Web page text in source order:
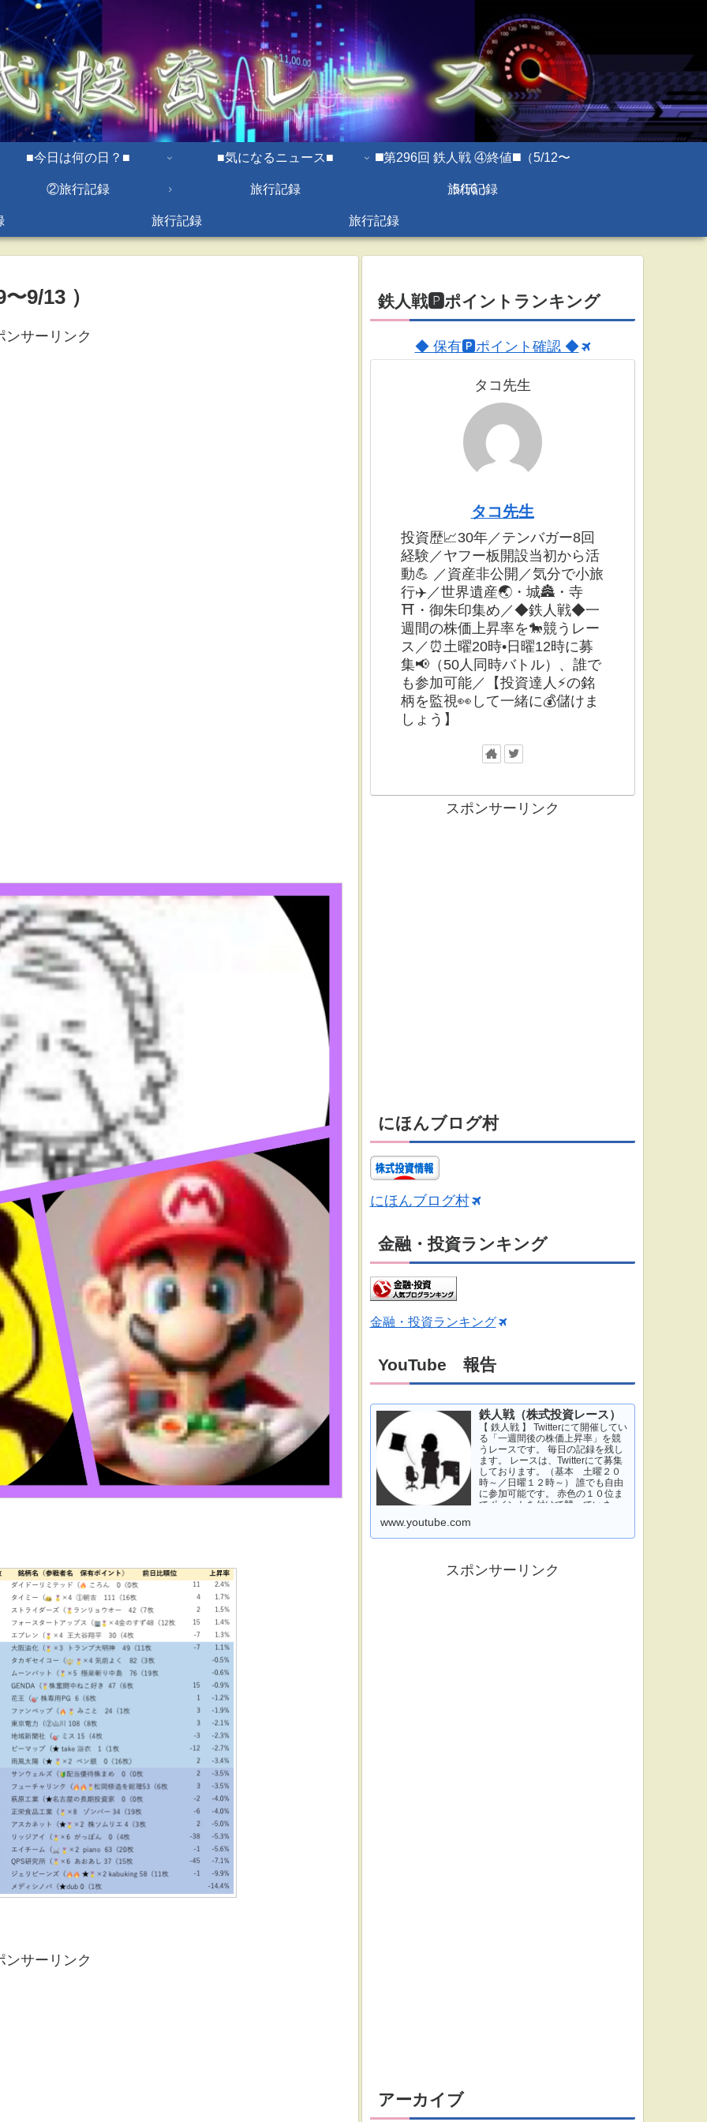
■今日は何の日？■ ■気になるニュース■ ◼️第296回 鉄人戦 ④終値◼️（5/12〜
5/16 ）
②旅行記録 旅行記録 旅行記録
旅行記録 旅行記録
9/13 ）
ンサーリンク
ンサーリンク
鉄人戦🅿ポイントランキング
◆ 保有🅿ポイント確認 ◆
タコ先生
タコ先生
投資歴📈30年／テンバガー8回
経験／ヤフー板開設当初から活
動💪 ／資産非公開／気分で小旅
行✈️／世界遺産🌏・城🏯・寺
⛩・御朱印集め／◆鉄人戦◆一
週間の株価上昇率を🐎競うレー
ス／⏰土曜20時•日曜12時に募
集📢（50人同時バトル）、誰で
も参加可能／【投資達人⚡️の銘
柄を監視👀して一緒に💰儲けま
しょう】
スポンサーリンク
にほんブログ村
にほんブログ村
金融・投資ランキング
金融・投資ランキング
YouTube 報告
鉄人戦（株式投資レース）
【 鉄人戦 】 Twitterにて開催してい
る「一週間後の株価上昇率」を競
うレースです。 毎日の記録を残し
ます。 レースは、Twitterにて募集
しております。（基本 土曜２０
時～／日曜１２時～） 誰でも自由
に参加可能です。 赤色の１０位ま
でポイントを付けて競っていま
www.youtube.com
スポンサーリンク
アーカイブ